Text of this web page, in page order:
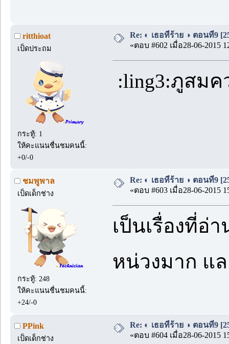
ritthioat
เป็ดประถม
กระทู้: 1
ให้คะแนนชื่นชมคนนี้:
+0/-0
Re: ◐ เธอที่ร้าย ◑ ตอนที่9
«ตอบ #602 เมื่อ28-06-2015
:ling3:ภูสมค
ชมพูพาล
เป็ดเด็กช่าง
กระทู้: 248
ให้คะแนนชื่นชมคนนี้:
+24/-0
Re: ◐ เธอที่ร้าย ◑ ตอนที่9
«ตอบ #603 เมื่อ28-06-2015
เป็นเรื่องที่อ่
หน่วงมาก แ
PPink
เป็ดเด็กช่าง
Re: ◐ เธอที่ร้าย ◑ ตอนที่9
«ตอบ #604 เมื่อ28-06-2015